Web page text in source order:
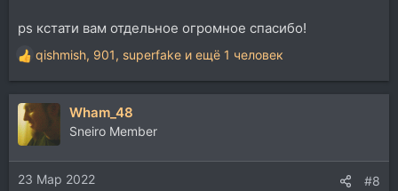
ps кстати вам отдельное огромное спасибо!
Р
е
а
к
ц
и
и
:
qishmish, 901, superfake и ещё 1 человек
Wham_48
Sneiro Member
23 Мар 2022 #8